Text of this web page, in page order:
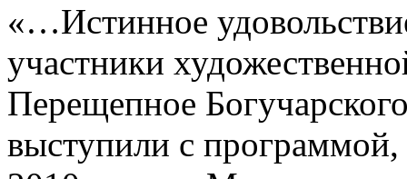
«…Истинное
участники
Перещепное
выступили с